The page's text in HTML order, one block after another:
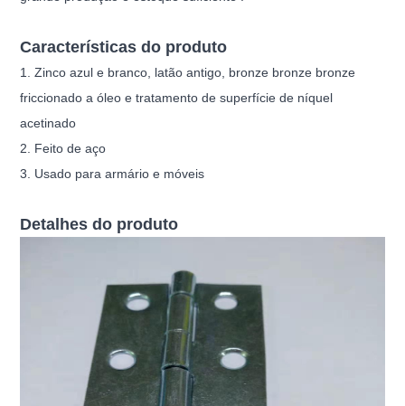
Características do produto
1. Zinco azul e branco, latão antigo, bronze bronze bronze
friccionado a óleo e tratamento de superfície de níquel
acetinado
2. Feito de aço
3. Usado para armário e móveis
Detalhes do produto